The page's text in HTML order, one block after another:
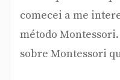
comecei a me
método
sobre Montessori